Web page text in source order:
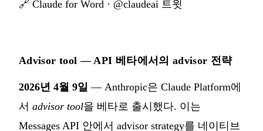
🔗 Claude for Word · @claudeai 트윗
Advisor tool — API 베타에서의 advisor 전략
2026년 4월 9일 — Anthropic은 Claude Platform에
서 advisor tool을 베타로 출시했다. 이는
Messages API 안에서 advisor strategy를 네이티브